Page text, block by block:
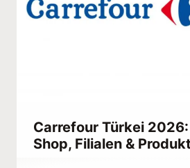
Carrefour Türkei
Shop, Filialen &